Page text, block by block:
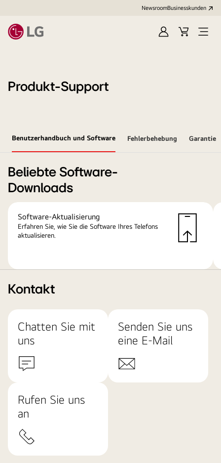
NewsroomBusinesskunden
AnmeldenWarenkorb
Menü
Produkt-Support
Benutzerhandbuch und Software Fehlerbehebung Garantie
Beliebte Software-
Downloads
Software-Aktualisierung
Erfahren Sie, wie Sie die Software Ihres Telefons
aktualisieren.
Kontakt
Chatten Sie mit
uns
Senden Sie uns
eine E-Mail
Rufen Sie uns
an